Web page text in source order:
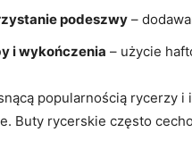
podeszwy –
‌i​ wykończenia – ⁤użycie
popularnością rycerzy
Buty rycerskie często